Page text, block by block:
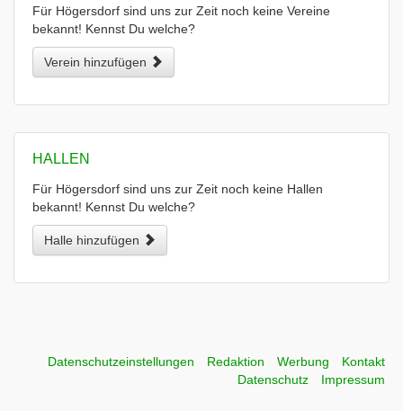
Für Högersdorf sind uns zur Zeit noch keine Vereine
bekannt! Kennst Du welche?
Verein hinzufügen
HALLEN
Für Högersdorf sind uns zur Zeit noch keine Hallen
bekannt! Kennst Du welche?
Halle hinzufügen
Datenschutzeinstellungen Redaktion Werbung
Kontakt
Datenschutz
Impressum